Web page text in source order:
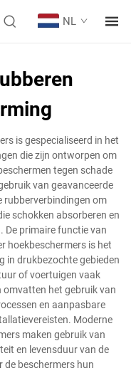
NL
is gespecialiseerd in het
die zijn ontworpen om
tegen schade
van geavanceerde
rubberverbindingen om
schokken absorberen en
De primaire functie van
hoekbeschermers is het
in drukbezochte gebieden
of voertuigen vaak
omvatten het gebruik van
en aanpasbare
Moderne
maken gebruik van
en levensduur van de
beschermers hun